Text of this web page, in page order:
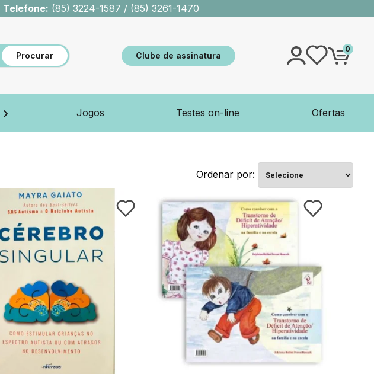
Telefone: (85) 3224-1587 / (85) 3261-1470
Procurar Clube de assinatura
0
Jogos Testes on-line Ofertas
Ordenar por: